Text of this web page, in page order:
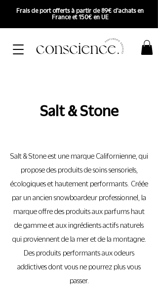
Frais de port offerts à partir de 89€ d'achats en
France et 150€ en UE
Salt & Stone
Salt & Stone est une marque Californienne, qui
propose des produits de soins sensoriels,
écologiques et hautement performants. Créée
par un ancien snowboardeur professionnel, la
marque offre des produits aux parfums haut
de gamme et aux ingrédients actifs naturels
qui proviennent de la mer et de la montagne.
Des produits performants aux odeurs
addictives dont vous ne pourrez plus vous
passer.